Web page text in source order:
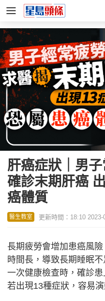
肝癌症狀｜男
確診末期肝癌
癌體質
醫生教室 更新時間：18:10 2023-
長期疲勞會增加患癌風
時間長，導致長期睡眠
一次健康檢查時，確診
若出現13種症狀，容易